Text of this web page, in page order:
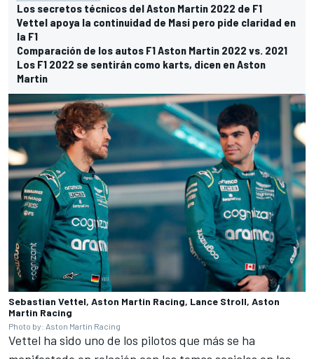
Los secretos técnicos del Aston Martin 2022 de F1
Vettel apoya la continuidad de Masi pero pide claridad en
la F1
Comparación de los autos F1 Aston Martin 2022 vs. 2021
Los F1 2022 se sentirán como karts, dicen en Aston
Martin
Sebastian Vettel, Aston Martin Racing, Lance Stroll, Aston
Martin Racing
Photo by: Aston Martin Racing
Vettel ha sido uno de los pilotos que más se ha